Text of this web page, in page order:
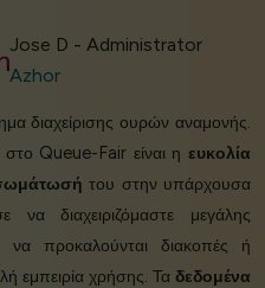
Jose D - Administrator
Azhor
διαχείρισης ουρών αναμονής.
Queue-Fair είναι η ευκολία
του στην υπάρχουσα
διαχειριζόμαστε μεγάλης
να προκαλούνται διακοπές ή
εμπειρία χρήσης. Τα δεδομένα